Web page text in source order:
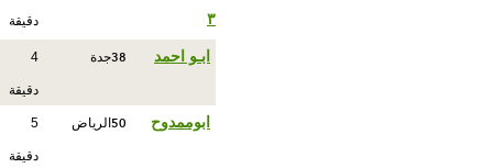
٣
دقيقة
ابـو احمد 38جدة 4
دقيقة
ابوممدوح 50 الرياض 5
دقيقة